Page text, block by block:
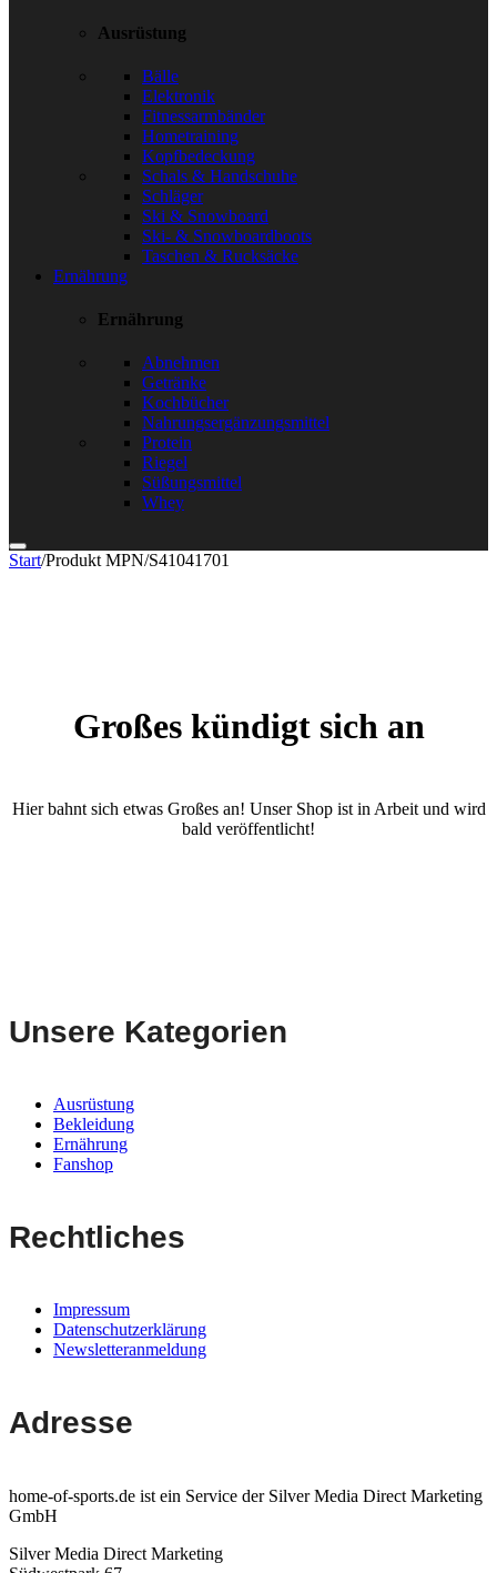
Ausrüstung
Bälle
Elektronik
Fitnessarmbänder
Hometraining
Kopfbedeckung
Schals & Handschuhe
Schläger
Ski & Snowboard
Ski- & Snowboardboots
Taschen & Rucksäcke
Ernährung
Ernährung
Abnehmen
Getränke
Kochbücher
Nahrungsergänzungsmittel
Protein
Riegel
Süßungsmittel
Whey
Start/Produkt MPN/S41041701
Großes kündigt sich an
Hier bahnt sich etwas Großes an! Unser Shop ist in Arbeit und wird
bald veröffentlicht!
Unsere Kategorien
Ausrüstung
Bekleidung
Ernährung
Fanshop
Rechtliches
Impressum
Datenschutzerklärung
Newsletteranmeldung
Adresse
home-of-sports.de ist ein Service der Silver Media Direct Marketing
GmbH
Silver Media Direct Marketing